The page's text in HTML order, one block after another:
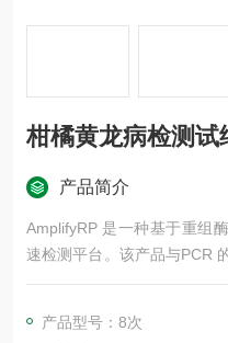
柑橘黄龙病检测试
产品简介
AmplifyRP 是一种基于重组
速检测平台。该产品与PCR
性，但具有明显的优势。
的。此外，不需要任何核
产品型号：8次